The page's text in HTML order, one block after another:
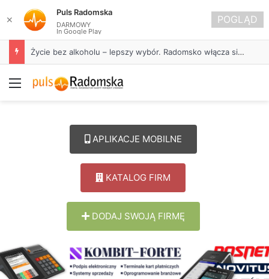
Życie bez alkoholu – lepszy wybór. Radomsko włącza się w Miesiąc Trzeźwości
Menu
APLIKACJE MOBILNE
KATALOG FIRM
DODAJ SWOJĄ FIRMĘ
✕
Puls Radomska
DARMOWY
In Google Play
POGLĄD